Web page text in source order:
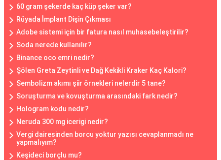
60 gram şekerde kaç küp şeker var?
Rüyada İmplant Dişin Çıkması
Adobe sistemi için bir fatura nasıl muhasebeleştirilir?
Soda nerede kullanılır?
Binance oco emri nedir?
Şölen Greta Zeytinli ve Dağ Kekikli Kraker Kaç Kalori?
Sembolizm akımı şiir örnekleri nelerdir 5 tane?
Soruşturma ve kovuşturma arasındaki fark nedir?
Hologram kodu nedir?
Neruda 300 mg icerigi nedir?
Vergi dairesinden borcu yoktur yazısı cevaplanmadı ne
yapmalıyım?
Keşideci borçlu mu?